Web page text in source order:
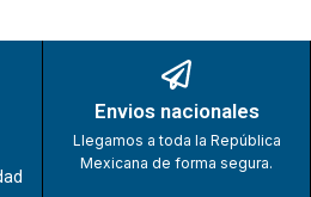
Envios nacionales
Llegamos a toda la República
Mexicana de forma segura.